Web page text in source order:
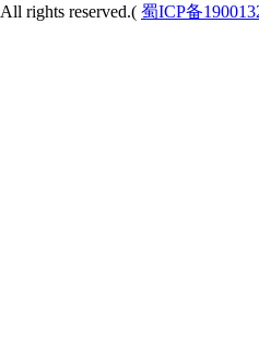
All rights reserved.( 蜀ICP备